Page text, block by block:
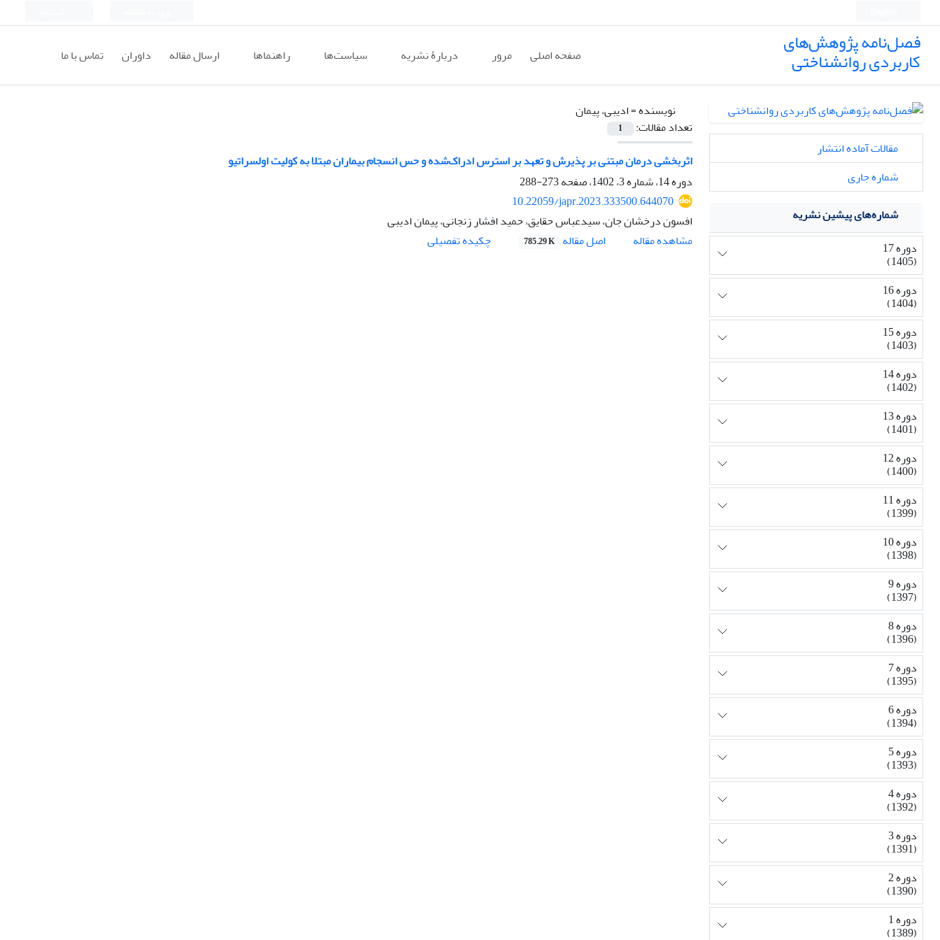
فصل‌نامه پژوهش‌های
کاربردی روانشناختی صفحه اصلی مرور دربارۀ نشریه سیاست‌ها راهنماها ارسال مقاله داوران تماس با ما
نویسنده =ادیبی، پیمان
تعداد مقالات:
1
اثربخشی درمان مبتنی بر پذیرش و تعهد بر استرس ادراک‌شده و حس انسجام بیماران مبتلا به کولیت اولسراتیو
دوره 14، شماره 3، 1402، صفحه
273-288
10.22059/japr.2023.333500.644070
افسون درخشان جان، سیدعباس حقایق، حمید افشار زنجانی، پیمان ادیبی
مشاهده مقاله
اصل مقاله 785.29 K چکیده تفصیلی
مقالات آماده انتشار
شماره جاری
شماره‌های پیشین نشریه
دوره 17
(1405)
دوره 16
(1404)
دوره 15
(1403)
دوره 14
(1402)
دوره 13
(1401)
دوره 12
(1400)
دوره 11
(1399)
دوره 10
(1398)
دوره 9
(1397)
دوره 8
(1396)
دوره 7
(1395)
دوره 6
(1394)
دوره 5
(1393)
دوره 4
(1392)
دوره 3
(1391)
دوره 2
(1390)
دوره 1
(1389)